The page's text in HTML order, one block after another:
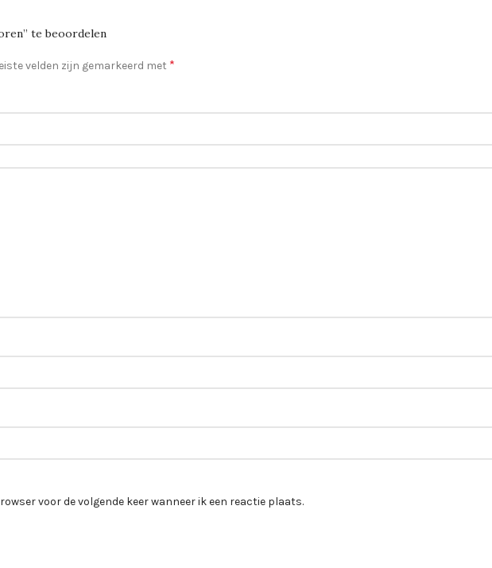
te beoordelen
velden zijn gemarkeerd met *
voor de volgende keer wanneer ik een reactie plaats.